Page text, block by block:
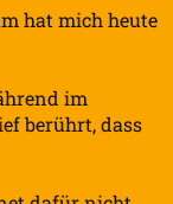
hat mich heute
im
berührt, dass